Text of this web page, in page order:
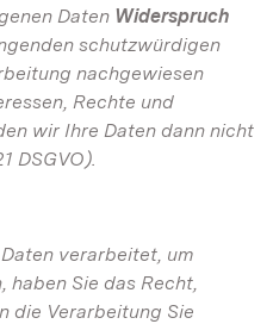
Daten Widerspruch
schutzwürdigen
nachgewiesen
Rechte und
wir Ihre Daten dann nicht
DSGVO).
verarbeitet, um
haben Sie das Recht,
die Verarbeitung Sie